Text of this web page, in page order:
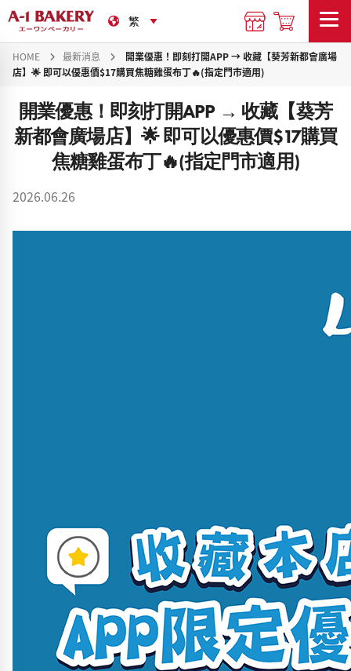
HOME 最新消息
開業優惠！即刻打開APP → 收藏【葵芳新都會廣場
店】🌟 即可以優惠價$17購買焦糖雞蛋布丁🔥(指定門市適用)
開業優惠！即刻打開APP → 收藏【葵芳
新都會廣場店】🌟 即可以優惠價$17購買
焦糖雞蛋布丁🔥(指定門市適用)
2026.06.26